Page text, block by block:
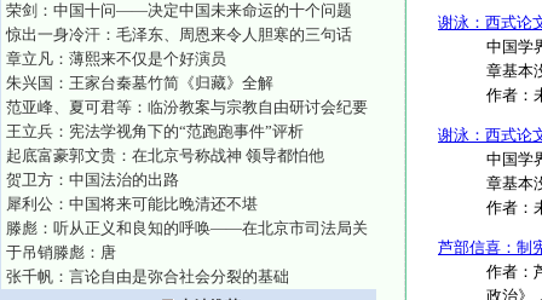
荣剑：中国十问——决定中国未来命运的十个问题
惊出一身冷汗：毛泽东、周恩来令人胆寒的三句话
章立凡：薄熙来不仅是个好演员
朱兴国：王家台秦墓竹简《归藏》全解
范亚峰、夏可君等：临汾教案与宗教自由研讨会纪要
王立兵：宪法学视角下的“范跑跑事件”评析
起底富豪郭文贵：在北京号称战神 领导都怕他
贺卫方：中国法治的出路
犀利公：中国将来可能比晚清还不堪
滕彪：听从正义和良知的呼唤——在北京市司法局关
于吊销滕彪：唐
张千帆：言论自由是弥合社会分裂的基础
谢泳：西式论
中国学
章基本
作者：
谢泳：西式论
中国学
章基本
作者：
芦部信喜：制
作者：
政治》